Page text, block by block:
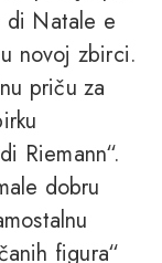
di Natale e
novoj zbirci.
priču za
Riemann“.
dobru
figura“